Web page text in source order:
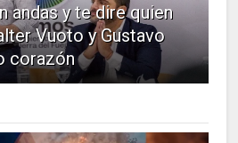
andas y te dire quien
Vuoto y Gustavo
corazón